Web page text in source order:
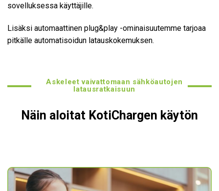
sovelluksessa käyttäjille.
Lisäksi automaattinen plug&play -ominaisuutemme tarjoaa
pitkälle automatisoidun latauskokemuksen.
Askeleet vaivattomaan sähköautojen
latausratkaisuun
Näin aloitat KotiChargen käytön